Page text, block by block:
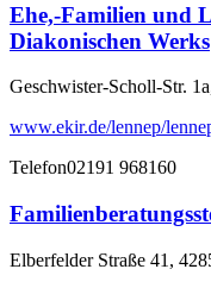
Ehe,-Familien und
Diakonischen Werks
Geschwister-Scholl-Str.
www.ekir.de/lennep/
Telefon02191 968160
Elberfelder Straße 41,